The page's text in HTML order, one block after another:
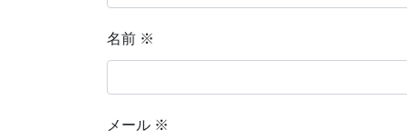
名前 ※
メール ※